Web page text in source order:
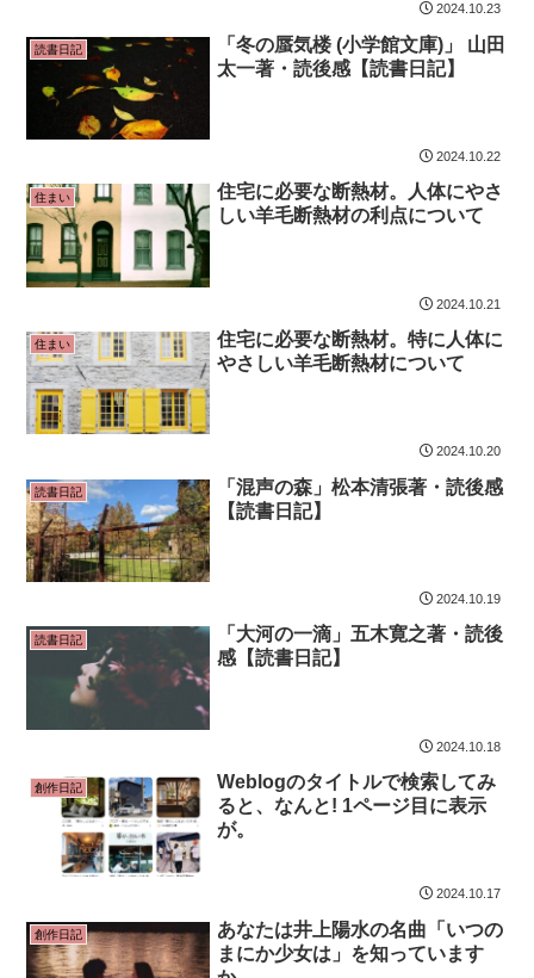
2024.10.23
読書日記
「冬の蜃気楼 (小学館文庫)」 山田
太一著・読後感【読書日記】
2024.10.22
住まい
住宅に必要な断熱材。人体にやさ
しい羊毛断熱材の利点について
2024.10.21
住まい
住宅に必要な断熱材。特に人体に
やさしい羊毛断熱材について
2024.10.20
読書日記
「混声の森」松本清張著・読後感
【読書日記】
2024.10.19
読書日記
「大河の一滴」五木寛之著・読後
感【読書日記】
2024.10.18
創作日記
Weblogのタイトルで検索してみ
ると、なんと! 1ページ目に表示
が。
2024.10.17
創作日記
あなたは井上陽水の名曲「いつの
まにか少女は」を知っています